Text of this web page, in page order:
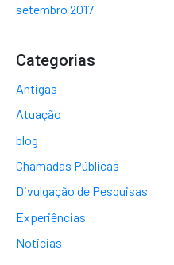
setembro 2017
Categorias
Antigas
Atuação
blog
Chamadas Públicas
Divulgação de Pesquisas
Experiências
Noticias